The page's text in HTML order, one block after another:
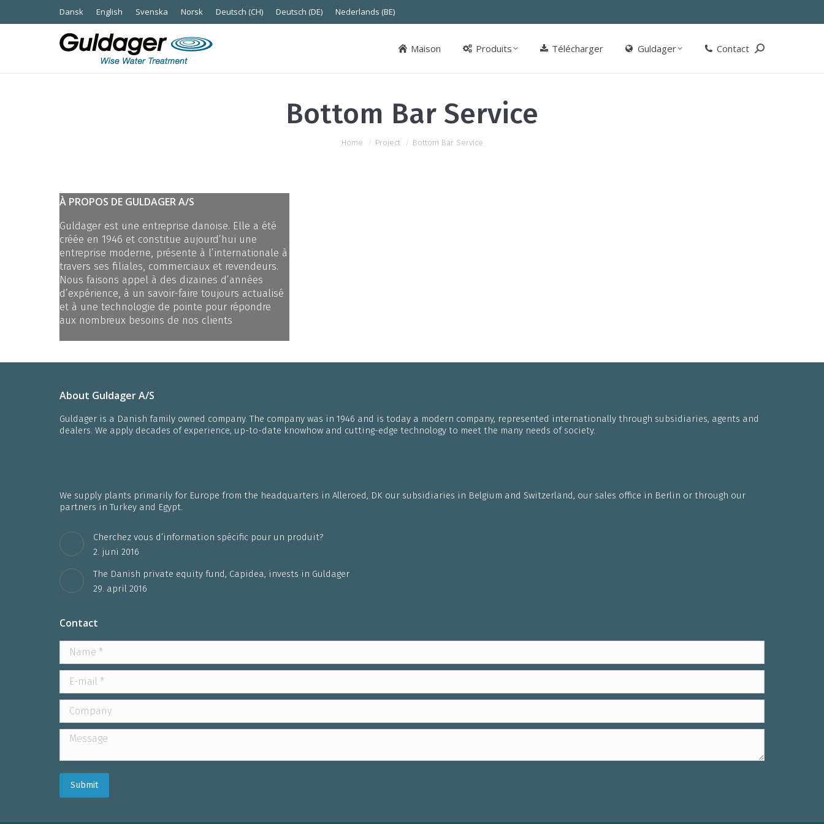
Dansk English Svenska Norsk Deutsch (CH) Deutsch (DE) Nederlands (BE)
Maison Produits Télécharger Guldager Contact Search:
Bottom Bar Service
You are here:
Home Project Bottom Bar Service
À PROPOS DE GULDAGER A/S
Guldager est une entreprise danoise. Elle a été
créée en 1946 et constitue aujourd’hui une
entreprise moderne, présente à l’internationale à
travers ses filiales, commerciaux et revendeurs.
Nous faisons appel à des dizaines d’années
d’expérience, à un savoir-faire toujours actualisé
et à une technologie de pointe pour répondre
aux nombreux besoins de nos clients
About Guldager A/S
Guldager is a Danish family owned company. The company was in 1946 and is today a modern company, represented internationally through subsidiaries, agents and
dealers. We apply decades of experience, up-to-date knowhow and cutting-edge technology to meet the many needs of society.
We supply plants primarily for Europe from the headquarters in Alleroed, DK our subsidiaries in Belgium and Switzerland, our sales office in Berlin or through our
partners in Turkey and Egypt.
Cherchez vous d’information spécific pour un produit?
2. juni 2016
The Danish private equity fund, Capidea, invests in Guldager
29. april 2016
Contact
Name *
E-mail *
Company
Message
Submit